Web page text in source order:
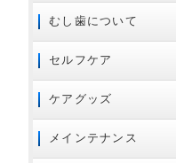
2020年01月
2019年10月
2019年09月
2019年08月
2019年07月
2019年06月
むし歯について
セルフケア
ケアグッズ
メインテナンス